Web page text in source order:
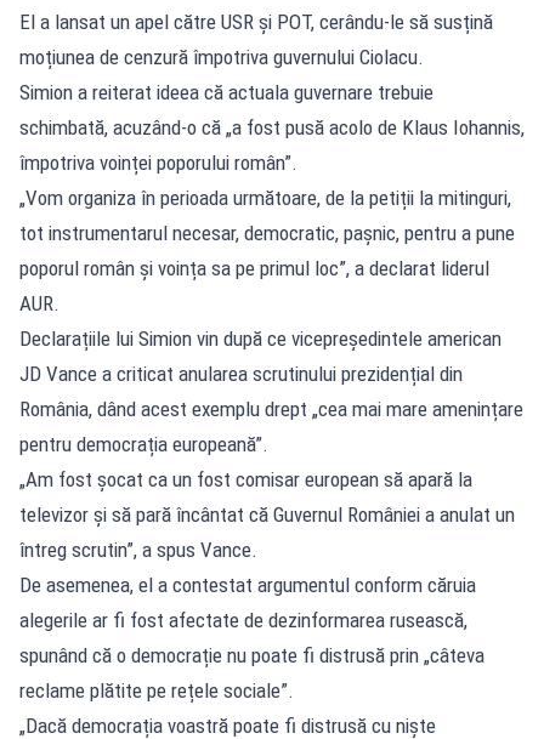
El a lansat un apel către USR și POT, cerându-le să susțină
moțiunea de cenzură împotriva guvernului Ciolacu.
Simion a reiterat ideea că actuala guvernare trebuie
schimbată, acuzând-o că „a fost pusă acolo de Klaus Iohannis,
împotriva voinței poporului român”.
„Vom organiza în perioada următoare, de la petiții la mitinguri,
tot instrumentarul necesar, democratic, pașnic, pentru a pune
poporul român și voința sa pe primul loc”, a declarat liderul
AUR.
Declarațiile lui Simion vin după ce vicepreședintele american
JD Vance a criticat anularea scrutinului prezidențial din
România, dând acest exemplu drept „cea mai mare amenințare
pentru democrația europeană”.
„Am fost șocat ca un fost comisar european să apară la
televizor și să pară încântat că Guvernul României a anulat un
întreg scrutin”, a spus Vance.
De asemenea, el a contestat argumentul conform căruia
alegerile ar fi fost afectate de dezinformarea rusească,
spunând că o democrație nu poate fi distrusă prin „câteva
reclame plătite pe rețele sociale”.
„Dacă democrația voastră poate fi distrusă cu niște